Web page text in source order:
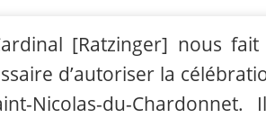
[Ratzinger] nous
d’autoriser la
Nicolas-du-Chardonnet.